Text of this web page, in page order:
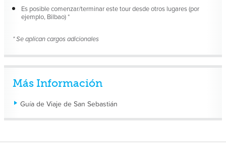
Es posible comenzar/terminar este tour desde otros lugares (por
ejemplo, Bilbao) *
* Se aplican cargos adicionales
Más Información
Guía de Viaje de San Sebastián